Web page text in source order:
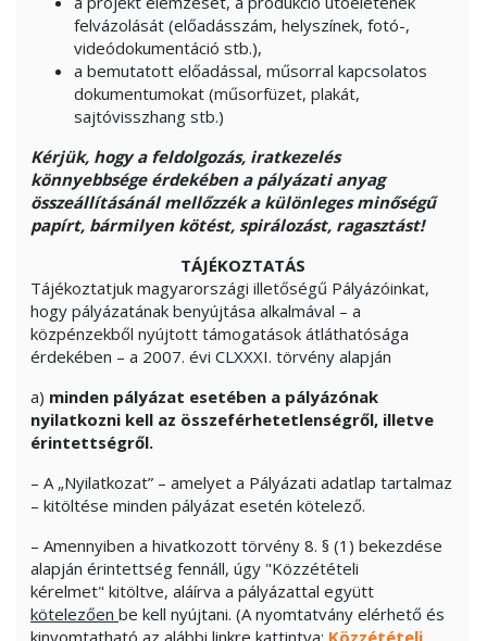
felvázolását (előadásszám, helyszínek, fotó-,
videódokumentáció stb.),
a bemutatott előadással, műsorral kapcsolatos
dokumentumokat (műsorfüzet, plakát,
sajtóvisszhang stb.)
Kérjük, hogy a feldolgozás, iratkezelés
könnyebbsége érdekében a pályázati anyag
összeállításánál mellőzzék a különleges minőségű
papírt, bármilyen kötést, spirálozást, ragasztást!
TÁJÉKOZTATÁS
Tájékoztatjuk magyarországi illetőségű Pályázóinkat,
hogy pályázatának benyújtása alkalmával – a
közpénzekből nyújtott támogatások átláthatósága
érdekében – a 2007. évi CLXXXI. törvény alapján
a) minden pályázat esetében a pályázónak
nyilatkozni kell az összeférhetetlenségről, illetve
érintettségről.
– A „Nyilatkozat” – amelyet a Pályázati adatlap tartalmaz
– kitöltése minden pályázat esetén kötelező.
– Amennyiben a hivatkozott törvény 8. § (1) bekezdése
alapján érintettség fennáll, úgy "Közzétételi
kérelmet" kitöltve, aláírva a pályázattal együtt
kötelezően be kell nyújtani. (A nyomtatvány elérhető és